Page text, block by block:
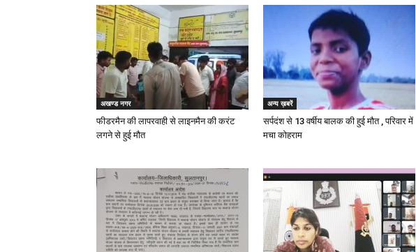
अखण्ड नगर
फीडरमैन की लापरवाही से लाइनमैन की करंट
लगने से हुई मौत
अन्य ख़बरें
सर्पदंश से 13 वर्षीय बालक की हुई मौत , परिवार में
मचा कोहराम